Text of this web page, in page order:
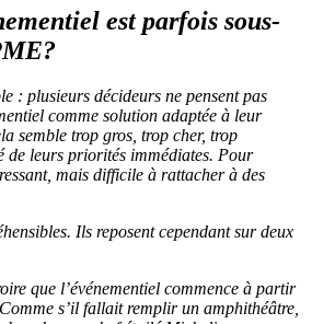
est parfois sous-
: plusieurs décideurs ne pensent pas
comme solution adaptée à leur
semble trop gros, trop cher, trop
de leurs priorités immédiates. Pour
mais difficile à rattacher à des
Ils reposent cependant sur deux
que l’événementiel commence à partir
s’il fallait remplir un amphithéâtre,